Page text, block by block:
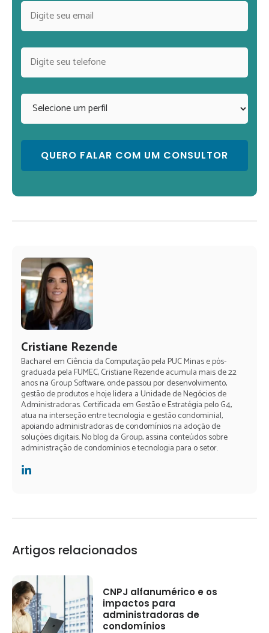
Cristiane Rezende
Bacharel em Ciência da Computação pela PUC Minas e pós-
graduada pela FUMEC, Cristiane Rezende acumula mais de 22
anos na Group Software, onde passou por desenvolvimento,
gestão de produtos e hoje lidera a Unidade de Negócios de
Administradoras. Certificada em Gestão e Estratégia pelo G4,
atua na interseção entre tecnologia e gestão condominial,
apoiando administradoras de condomínios na adoção de
soluções digitais. No blog da Group, assina conteúdos sobre
administração de condomínios e tecnologia para o setor.
Artigos relacionados
CNPJ alfanumérico e os
impactos para
administradoras de
condomínios